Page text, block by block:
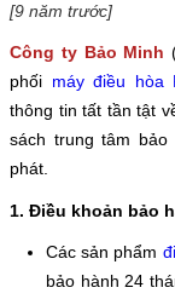
[9 năm trước]
Công ty Bảo Minh
phối máy điều hòa
thông tin tất tần tật
sách trung tâm
phát.
1. Điều khoản bảo
Các sản phẩm
bảo hành 24